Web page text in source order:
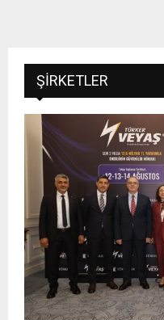
ŞIRKETLER